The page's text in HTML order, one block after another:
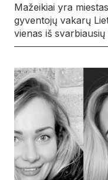
Mažeikiai yra
gyventojų vakarų
vienas iš